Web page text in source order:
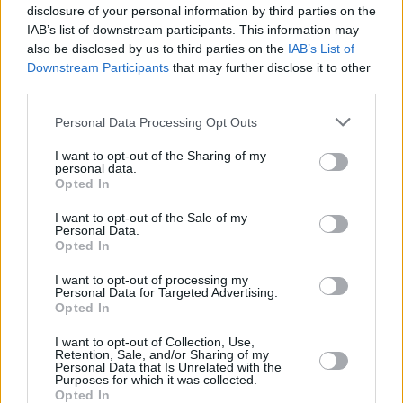
disclosure of your personal information by third parties on the
IAB’s list of downstream participants. This information may
also be disclosed by us to third parties on the IAB’s List of
Downstream Participants that may further disclose it to other
Personal Data Processing Opt Outs
I want to opt-out of the Sharing of my
personal data.
Opted In
I want to opt-out of the Sale of my
Personal Data.
Opted In
I want to opt-out of processing my
Personal Data for Targeted Advertising.
Opted In
I want to opt-out of Collection, Use,
Retention, Sale, and/or Sharing of my
Personal Data that Is Unrelated with the
Purposes for which it was collected.
Opted In
4/9: Sirius 2/3 (5E): Tisa-1
Na freq. 12671/H (SR 2893, FEC 7/8) se objevily testy stanice TISA-1.
4/9: Hot Bird (13E): GlobeCast
Na freq. 12245/H byla odpojena test TV karta GLOBECAST.
Na freq. 12673/V se objevila TEST TV karta.
4/9: PanAmSat 10 (68,5E): Inspiration Network
Na kmit. 12682/H byl odpojen program INSPIRATION NETWORK
INTERNATIONAL.
4/9: Express AM1 (40E): Channel S Bangladesh
Na kmit. 11458/H byl odpojen SCPC kanál CHANNEL S BANGLADESH.
4/9: Türksat 2A (42E): Rumeli TV
Na freq. 12510/V (SR 2960, FEC 3/4) se objevila stanice RUMELI TV.
3/9: Atlantic Bird 4 (7W): Al Libiya
Na freq. 12360/H se objevilo promo stanice AL LIBIYA. PIDy 2034/2032.
3/9: Atlantic Bird 1 (12,5W): Al Libiya
Na kmit. 11138/V se na PIDech 2034/2032 objevilo promo AL LIBIYA.
3/9: Hispasat 1C/1D (30W): Telecuador, Canal 1 Int, TV